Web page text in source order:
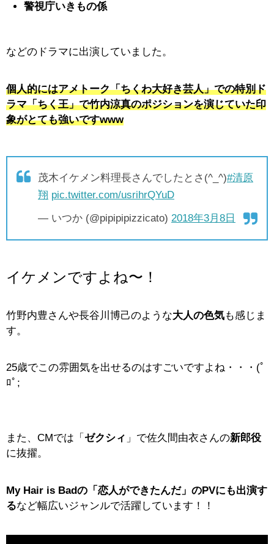
警視庁いきもの係
などのドラマに出演していました。
個人的にはアメトーク「ちくわ大好き芸人」での特別ド
ラマ「ちく王」で竹内涼真のポジションを演じていた印
象がとても強いですwww
茂木イケメン料理長さんでしたとさ(^_^)#清原
翔 pic.twitter.com/usrihrQYuD
— いつか (@pipipipizzicato) 2018年3月8日
イケメンですよね〜！
竹野内豊さんや長谷川博己のような大人の色気も感じま
す。
25歳でこの雰囲気を出せるのはすごいですよね・・・(ﾟ
ﾛﾟ;
また、CMでは「 ゼクシィ 」で佐久間由衣さんの新郎役
に抜擢。
My Hair is Badの「恋人ができたんだ」のPVにも出演す
るなど幅広いジャンルで活躍しています！！